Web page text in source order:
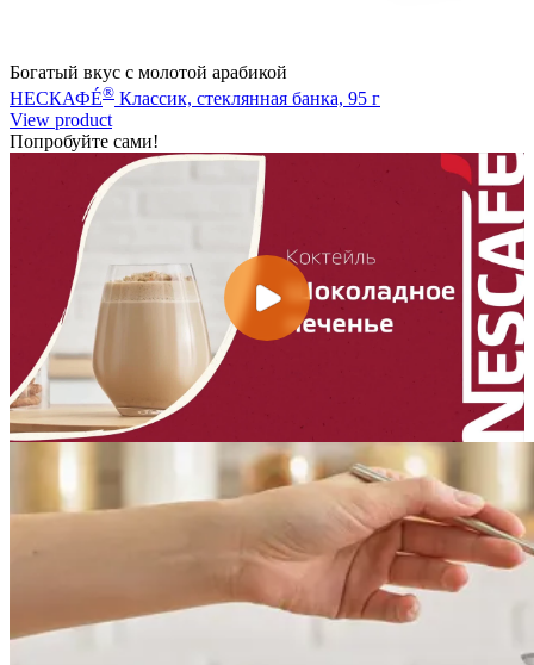
Богатый вкус с молотой арабикой
НЕСКАФÉ® Классик, стеклянная банка, 95 г
View product
Попробуйте сами!